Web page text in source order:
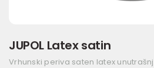
JUPOL Latex satin
Vrhunski periva saten latex